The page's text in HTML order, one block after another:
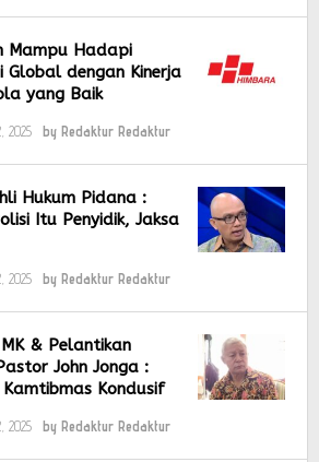
Mampu Hadapi
Global dengan Kinerja
yang Baik
2025 by Redaktur Redaktur
Hukum Pidana :
Itu Penyidik, Jaksa
2025 by Redaktur Redaktur
& Pelantikan
John Jonga :
Kondusif
2025 by Redaktur Redaktur